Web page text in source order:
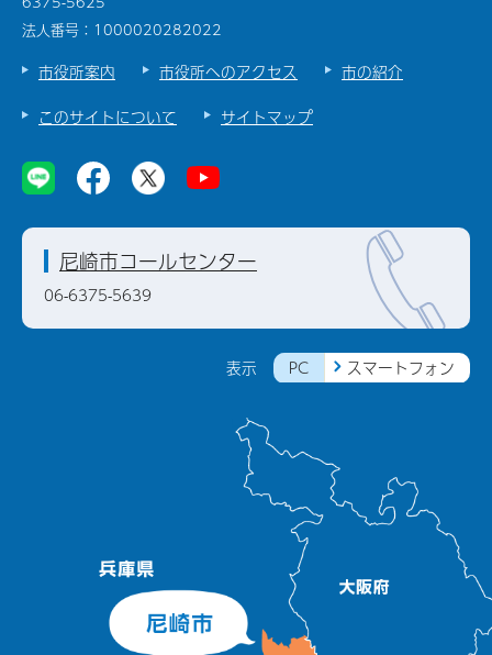
法人番号：1000020282022
市役所案内 市役所へのアクセス
市の紹介
このサイトについて
サイトマップ
表示 PC スマートフォン
尼崎市コールセンター
06-6375-5639